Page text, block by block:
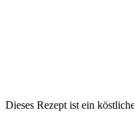
Dieses Rezept ist ein